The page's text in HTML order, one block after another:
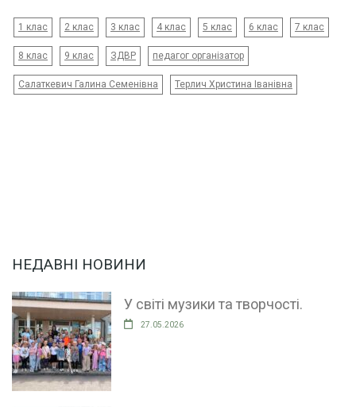
1 клас 2 клас 3 клас 4 клас 5 клас 6 клас 7 клас
8 клас 9 клас ЗДВР педагог організатор
Салаткевич Галина Семенівна Терлич Христина Іванівна
НЕДАВНІ НОВИНИ
У світі музики та творчості.
27.05.2026